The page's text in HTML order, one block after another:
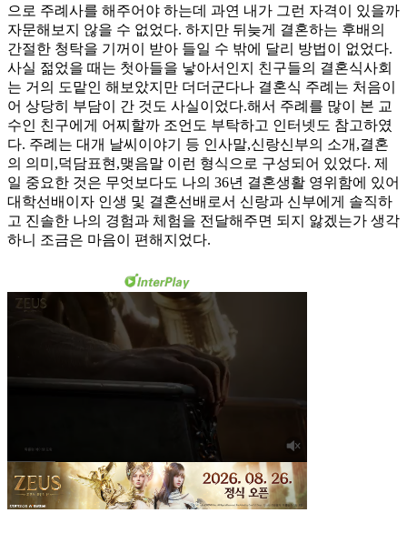
으로 주례사를 해주어야 하는데 과연 내가 그런 자격이 있을까
자문해보지 않을 수 없었다. 하지만 뒤늦게 결혼하는 후배의
간절한 청탁을 기꺼이 받아 들일 수 밖에 달리 방법이 없었다.
사실 젊었을 때는 첫아들을 낳아서인지 친구들의 결혼식사회
는 거의 도맡인 해보았지만 더더군다나 결혼식 주례는 처음이
어 상당히 부담이 간 것도 사실이었다.해서 주례를 많이 본 교
수인 친구에게 어찌할까 조언도 부탁하고 인터넷도 참고하였
다. 주례는 대개 날씨이야기 등 인사말,신랑신부의 소개,결혼
의 의미,덕담표현,맺음말 이런 형식으로 구성되어 있었다. 제
일 중요한 것은 무엇보다도 나의 36년 결혼생활 영위함에 있어
대학선배이자 인생 및 결혼선배로서 신랑과 신부에게 솔직하
고 진솔한 나의 경험과 체험을 전달해주면 되지 앓겠는가 생각
하니 조금은 마음이 편해지었다.